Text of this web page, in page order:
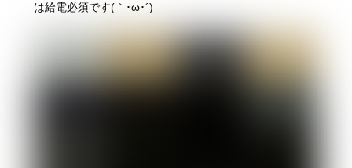
は給電必須です(｀･ω･´)ゞ